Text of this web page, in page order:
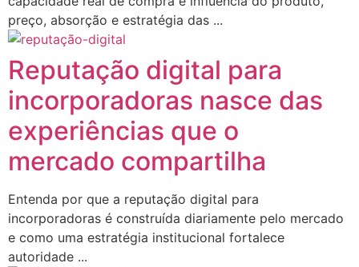
preço, absorção e estratégia das ...
Reputação digital para
incorporadoras nasce das
experiências que o
mercado compartilha
Entenda por que a reputação digital para
incorporadoras é construída diariamente pelo mercado
e como uma estratégia institucional fortalece
autoridade ...